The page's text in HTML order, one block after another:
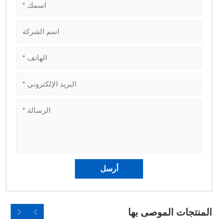
المنتجات الموصى بها